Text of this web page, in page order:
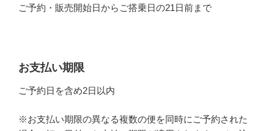
ご予約・販売開始日からご搭乗日の21日前まで
お支払い期限
ご予約日を含め2日以内
※お支払い期限の異なる複数の便を同時にご予約された